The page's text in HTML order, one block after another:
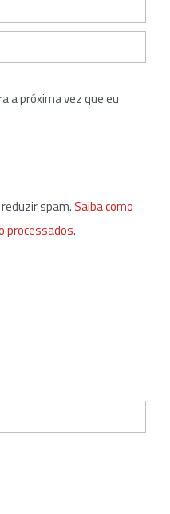
a próxima vez que eu
spam. Saiba como
processados.